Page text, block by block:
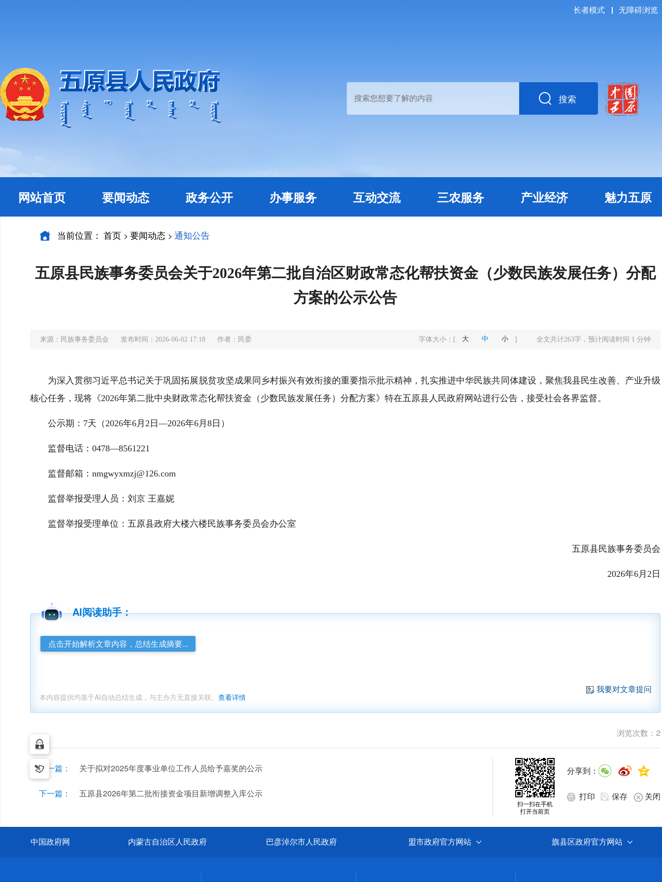
长者模式 无障碍浏览
搜索
网站首页 要闻动态 政务公开 办事服务 互动交流 三农服务 产业经济 魅力五原
当前位置： 首页 > 要闻动态 > 通知公告
五原县民族事务委员会关于2026年第二批自治区财政常态化帮扶资金（少数民族发展任务）分配
方案的公示公告
来源：民族事务委员会 发布时间：2026-06-02 17:18 作者：民委 字体大小： [ 大 中 小 ] 全文共计263字，预计阅读时间 1 分钟
为深入贯彻习近平总书记关于巩固拓展脱贫攻坚成果同乡村振兴有效衔接的重要指示批示精神，扎实推进中华民族共同体建设，聚焦我县民生改善、产业升级
核心任务，现将《2026年第二批中央财政常态化帮扶资金（少数民族发展任务）分配方案》特在五原县人民政府网站进行公告，接受社会各界监督。
公示期：7天（2026年6月2日—2026年6月8日）
监督电话：0478—8561221
监督邮箱：nmgwyxmzj@126.com
监督举报受理人员：刘京 王嘉妮
监督举报受理单位：五原县政府大楼六楼民族事务委员会办公室
五原县民族事务委员会
2026年6月2日
AI阅读助手：
点击开始解析文章内容，总结生成摘要...
我要对文章提问
本内容提供均基于AI自动总结生成，与主办方无直接关联。 查看详情
浏览次数： 2
上一篇： 关于拟对2025年度事业单位工作人员给予嘉奖的公示
下一篇： 五原县2026年第二批衔接资金项目新增调整入库公示
扫一扫在手机
打开当前页
分享到：
打印 保存 关闭
中国政府网 内蒙古自治区人民政府 巴彦淖尔市人民政府 盟市政府官方网站 旗县区政府官方网站